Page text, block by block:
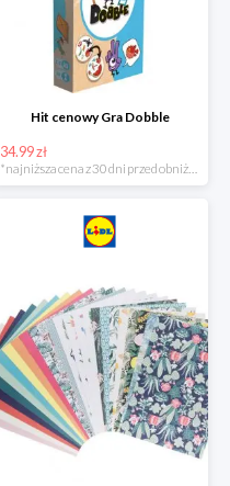
Hit cenowy Gra Dobble
34.99 zł
*najniższa cena z 30 dni przed obniżką